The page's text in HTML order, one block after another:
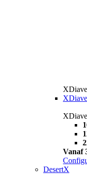
Vanaf
DesertX